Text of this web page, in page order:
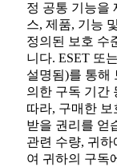
정 공통 기능을
스, 제품, 기능
정의된 보호 수
니다. ESET 또
설명됨)를 통해
의한 구독 기간
따라, 구매한
받을 권리를 얻
관련 수량, 귀
여 귀하의 구독